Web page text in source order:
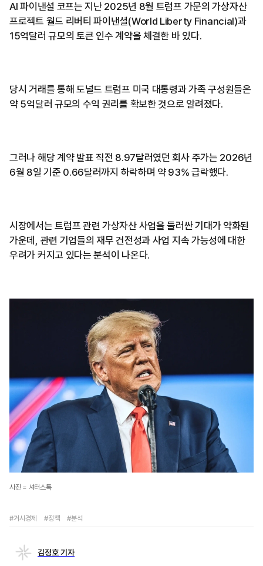
AI 파이낸셜 코프는 지난 2025년 8월 트럼프 가문의 가상자산
프로젝트 월드 리버티 파이낸셜(World Liberty Financial)과
15억달러 규모의 토큰 인수 계약을 체결한 바 있다.
당시 거래를 통해 도널드 트럼프 미국 대통령과 가족 구성원들은
약 5억달러 규모의 수익 권리를 확보한 것으로 알려졌다.
그러나 해당 계약 발표 직전 8.97달러였던 회사 주가는 2026년
6월 8일 기준 0.66달러까지 하락하며 약 93% 급락했다.
시장에서는 트럼프 관련 가상자산 사업을 둘러싼 기대가 약화된
가운데, 관련 기업들의 재무 건전성과 사업 지속 가능성에 대한
우려가 커지고 있다는 분석이 나온다.
사진 = 셔터스톡
#거시경제 #정책 #분석
김정호 기자